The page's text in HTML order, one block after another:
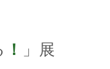
！ 」展